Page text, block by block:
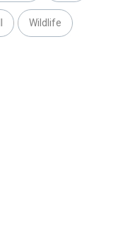
Wildlife